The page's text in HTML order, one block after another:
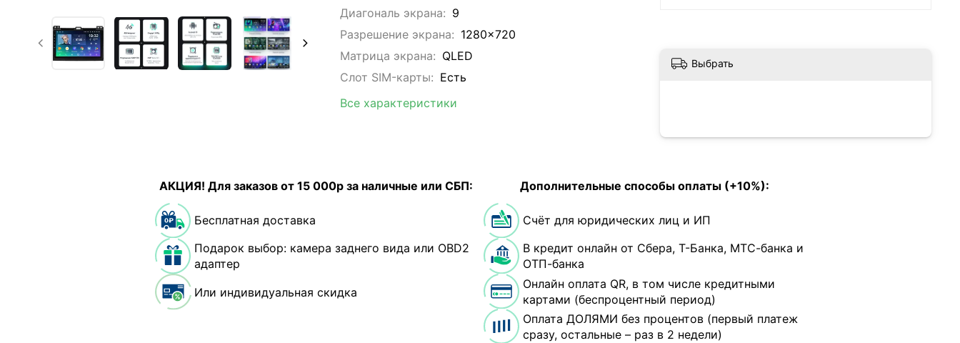
Диагональ экрана: 9
Разрешение экрана: 1280x720
Матрица экрана: QLED
Слот SIM-карты: Eсть
Все характеристики
Выбрать
АКЦИЯ! Для заказов от 15 000р за наличные или СБП:
Бесплатная доставка
Подарок выбор: камера заднего вида или OBD2
адаптер
Или индивидуальная скидка
Дополнительные способы оплаты (+10%):
Счёт для юридических лиц и ИП
В кредит онлайн от Сбера, Т-Банка, МТС-банка и
ОТП-банка
Онлайн оплата QR, в том числе кредитными
картами (беспроцентный период)
Оплата ДОЛЯМИ без процентов (первый платеж
сразу, остальные – раз в 2 недели)